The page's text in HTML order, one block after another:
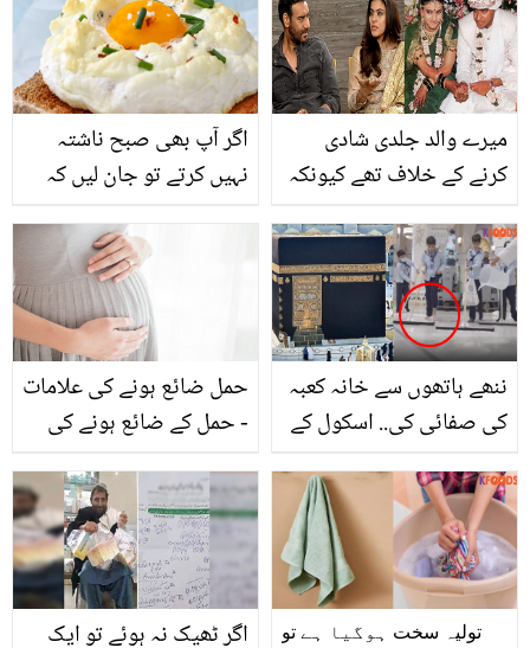
اگر آپ بھی صبح ناشتہ
نہیں کرتے تو جان لیں کہ
ہیں۔۔۔ جانیں ناشتہ نہ کرنے
میرے والد جلدی شادی
کرنے کے خلاف تھے کیونکہ
دیوگن سے کرنے پر ان کے
والد کیوں راضی نہیں تھے؟
حمل ضائع ہونے کی علامات
- حمل کے ضائع ہونے کی
بارے میں ہر عورت کو
لازمی معلوم ہونا چاہیے
ننھے ہاتھوں سے خانہ کعبہ
کی صفائی کی.. اسکول کے
نصیب ہوئی؟ دیکھیں
ویڈیو
اگر ٹھیک نہ ہوئے تو ایک
تولیہ سخت ہوگیا ہے تو